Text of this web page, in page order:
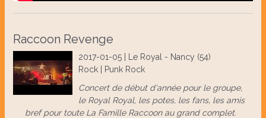
Raccoon Revenge
2017-01-05 | Le Royal - Nancy (54)
Rock | Punk Rock
Concert de début d'année pour le groupe,
le Royal Royal, les potes, les fans, les amis
bref pour toute La Famille Raccoon au grand complet.